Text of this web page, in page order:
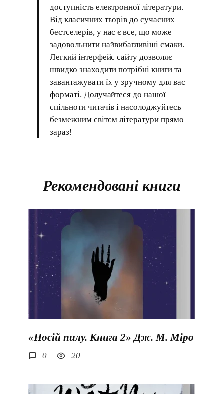
доступність електронної літератури.
Від класичних творів до сучасних
бестселерів, у нас є все, що може
задовольнити найвибагливіші смаки.
Легкий інтерфейс сайту дозволяє
швидко знаходити потрібні книги та
завантажувати їх у зручному для вас
форматі. Долучайтеся до нашої
спільноти читачів і насолоджуйтесь
безмежним світом літератури прямо
зараз!
Рекомендовані книги
«Носій пилу. Книга 2» Дж. М. Міро
0 20